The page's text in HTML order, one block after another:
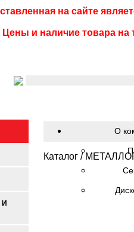
на сайте
Цены и наличие товара на
О
Каталог /